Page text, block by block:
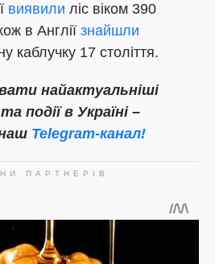
виявили ліс віком 390
в Англії знайшли
каблучку 17 століття.
найактуальніші
події в Україні –
Telegram-канал!